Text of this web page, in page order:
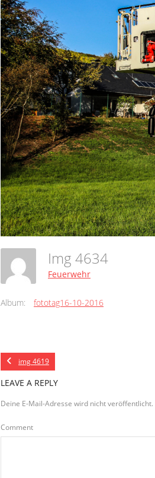
Img 4634
Feuerwehr
Album: fototag16-10-2016
img 4619
LEAVE A REPLY
Deine E-Mail-Adresse wird nicht veröffentlicht.
Comment